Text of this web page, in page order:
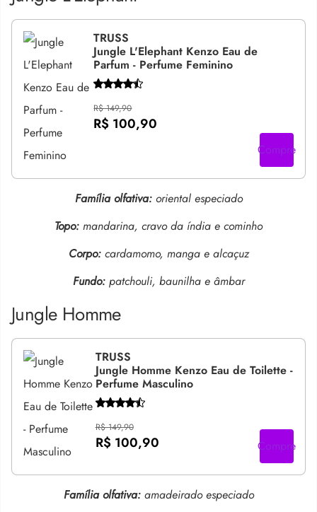
TRUSS
Jungle L'Elephant Kenzo Eau de
Parfum - Perfume Feminino
R$ 149,90
R$ 100,90
Compre
Família olfativa: oriental especiado
Topo: mandarina, cravo da índia e cominho
Corpo:cardamomo, manga e alcaçuz
Fundo: patchouli, baunilha e âmbar
Jungle Homme
TRUSS
Jungle Homme Kenzo Eau de Toilette -
Perfume Masculino
R$ 149,90
R$ 100,90 Compre
Família olfativa: amadeirado especiado